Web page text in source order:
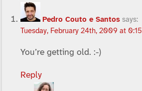
Pedro Couto e Santos says:
Tuesday, February 24th, 2009 at 0:15
You’re getting old. :-)
Reply